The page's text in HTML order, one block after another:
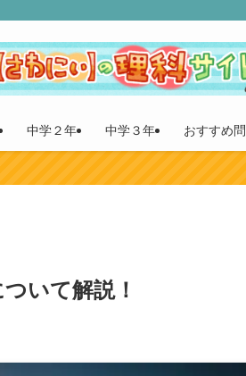
中学２年 中学３年 おすすめ
いて解説！